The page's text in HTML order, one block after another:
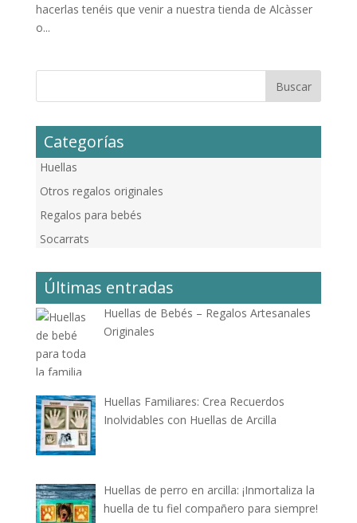
hacerlas tenéis que venir a nuestra tienda de Alcàsser
o...
Categorías
Huellas
Otros regalos originales
Regalos para bebés
Socarrats
Últimas entradas
Huellas de Bebés – Regalos Artesanales
Originales
Huellas Familiares: Crea Recuerdos
Inolvidables con Huellas de Arcilla
Huellas de perro en arcilla: ¡Inmortaliza la
huella de tu fiel compañero para siempre!